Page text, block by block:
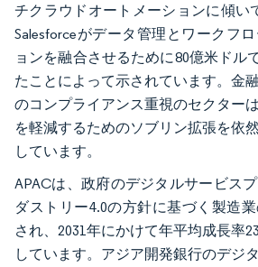
チクラウドオートメーションに傾い
Salesforceがデータ管理とワークフ
ョンを融合させるために80億米ドル
たことによって示されています。金
のコンプライアンス重視のセクター
を軽減するためのソブリン拡張を依
しています。
APACは、政府のデジタルサービス
ダストリー4.0の方針に基づく製造
され、2031年にかけて年平均成長率
しています。アジア開発銀行のデジ